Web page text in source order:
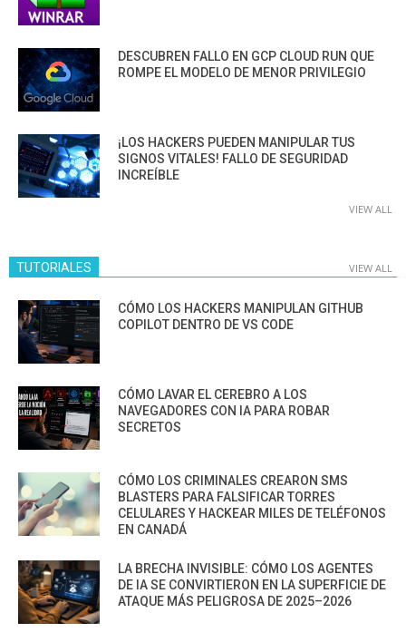
DESCUBREN FALLO EN GCP CLOUD RUN QUE
ROMPE EL MODELO DE MENOR PRIVILEGIO
¡LOS HACKERS PUEDEN MANIPULAR TUS
SIGNOS VITALES! FALLO DE SEGURIDAD
INCREÍBLE
VIEW ALL
TUTORIALES VIEW ALL
CÓMO LOS HACKERS MANIPULAN GITHUB
COPILOT DENTRO DE VS CODE
CÓMO LAVAR EL CEREBRO A LOS
NAVEGADORES CON IA PARA ROBAR
SECRETOS
CÓMO LOS CRIMINALES CREARON SMS
BLASTERS PARA FALSIFICAR TORRES
CELULARES Y HACKEAR MILES DE TELÉFONOS
EN CANADÁ
LA BRECHA INVISIBLE: CÓMO LOS AGENTES
DE IA SE CONVIRTIERON EN LA SUPERFICIE DE
ATAQUE MÁS PELIGROSA DE 2025–2026